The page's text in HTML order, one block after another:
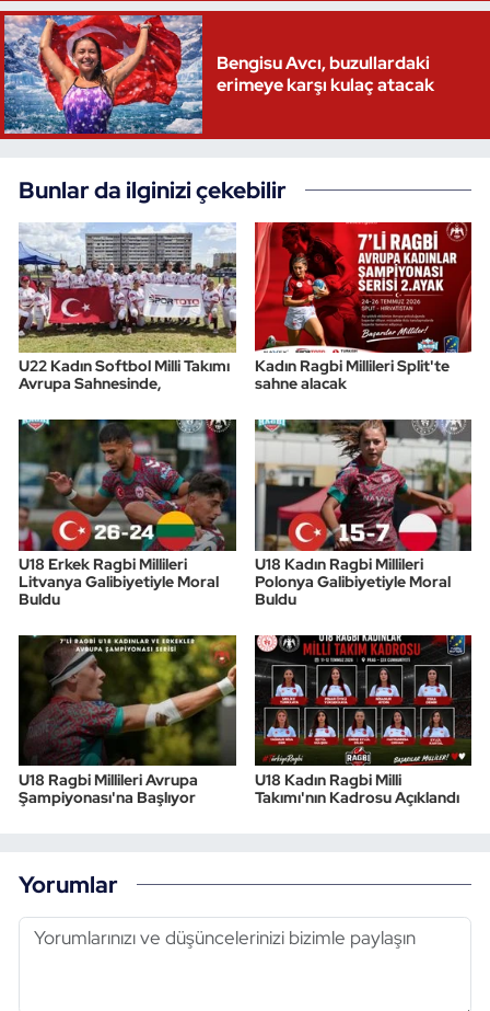
Bengisu Avcı, buzullardaki
erimeye karşı kulaç atacak
Bunlar da ilginizi çekebilir
U22 Kadın Softbol Milli Takımı
Avrupa Sahnesinde,
Kadın Ragbi Millileri Split'te
sahne alacak
U18 Erkek Ragbi Millileri
Litvanya Galibiyetiyle Moral
Buldu
U18 Kadın Ragbi Millileri
Polonya Galibiyetiyle Moral
Buldu
U18 Ragbi Millileri Avrupa
Şampiyonası'na Başlıyor
U18 Kadın Ragbi Milli
Takımı'nın Kadrosu Açıklandı
Yorumlar